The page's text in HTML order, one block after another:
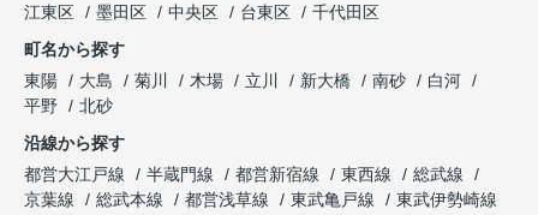
江東区
墨田区 中央区 台東区
千代田区
町名から探す
東陽
大島 菊川 木場 立川 新大橋 南砂
白河
平野
北砂
沿線から探す
都営大江戸線
半蔵門線 都営新宿線 東西線
総武線
京葉線
総武本線 都営浅草線 東武亀戸線
東武伊勢崎線